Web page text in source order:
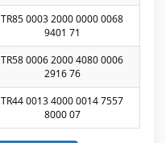
TR85 0003 2000 0000 0068
9401 71
TR58 0006 2000 4080 0006
2916 76
TR44 0013 4000 0014 7557
8000 07